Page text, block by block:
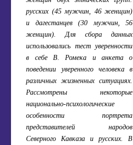
русских (45 мужчин, 46 женщин)
и дагестанцев (30 мужчин, 56
женщин). Для сбора данных
использовались тест уверенности
в себе В. Ромека и анкета о
поведении уверенного человека в
различных жизненных ситуациях.
Рассмотрены некоторые
национально-психологические
особенности портрета
представителей народов
Северного Кавказа и русских. В